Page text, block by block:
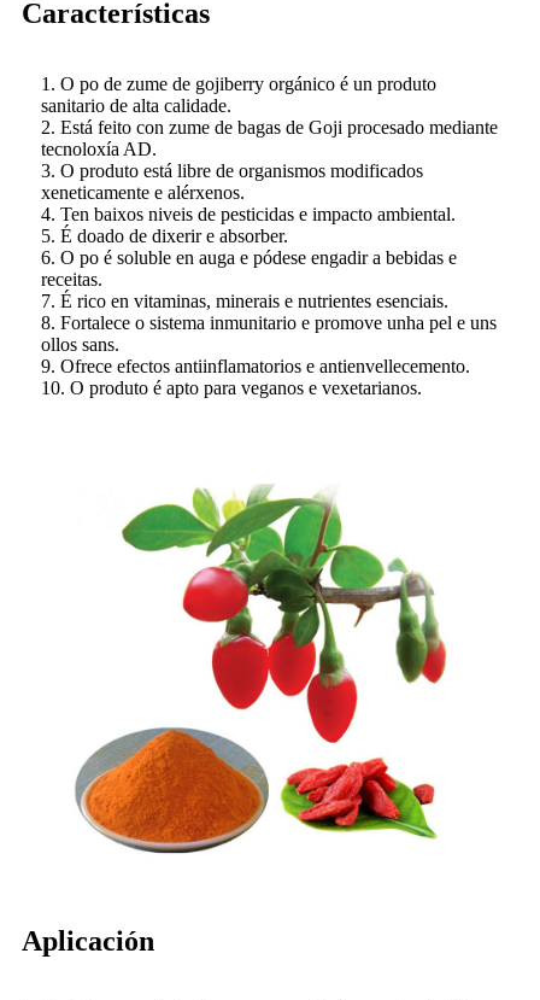
Características
1. O po de zume de gojiberry orgánico é un produto
sanitario de alta calidade.
2. Está feito con zume de bagas de Goji procesado mediante
tecnoloxía AD.
3. O produto está libre de organismos modificados
xeneticamente e alérxenos.
4. Ten baixos niveis de pesticidas e impacto ambiental.
5. É doado de dixerir e absorber.
6. O po é soluble en auga e pódese engadir a bebidas e
receitas.
7. É rico en vitaminas, minerais e nutrientes esenciais.
8. Fortalece o sistema inmunitario e promove unha pel e uns
ollos sans.
9. Ofrece efectos antiinflamatorios e antienvellecemento.
10. O produto é apto para veganos e vexetarianos.
Aplicación